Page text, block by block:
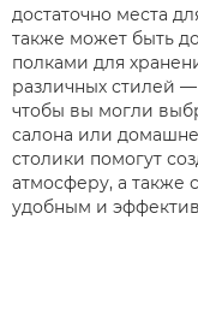
достаточно места
также может быть
полками для
различных стилей
чтобы вы могли
салона или
столики помогут
атмосферу, а также
удобным и